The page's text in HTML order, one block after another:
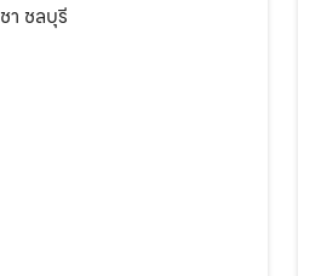
า ชลบุรี